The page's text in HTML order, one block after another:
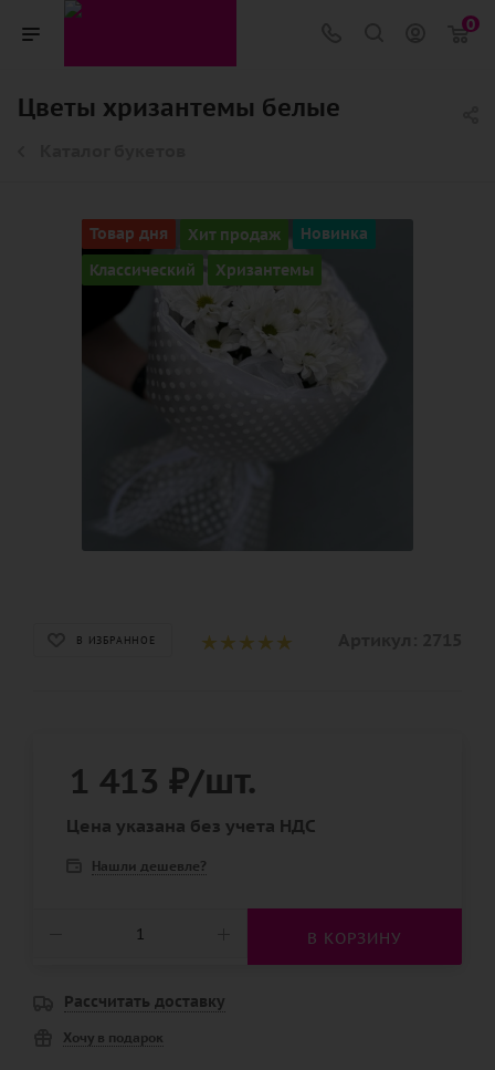
0
Цветы хризантемы белые
Товар дня Хит продаж Новинка
Классический Хризантемы
В ИЗБРАННОЕ
1 413 ₽/шт.
Цена указана без учета НДС
Нашли дешевле?
В КОРЗИНУ
Рассчитать доставку
Хочу в подарок